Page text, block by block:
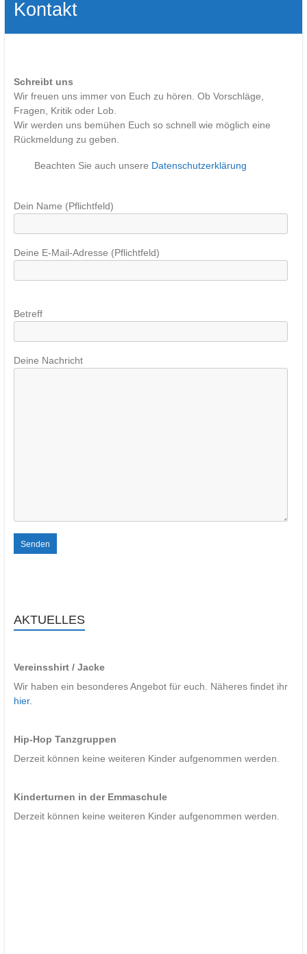
Kontakt
Schreibt uns
Wir freuen uns immer von Euch zu hören. Ob Vorschläge,
Fragen, Kritik oder Lob.
Wir werden uns bemühen Euch so schnell wie möglich eine
Rückmeldung zu geben.
Beachten Sie auch unsere Datenschutzerklärung
Dein Name (Pflichtfeld)
Deine E-Mail-Adresse (Pflichtfeld)
Betreff
Deine Nachricht
AKTUELLES
Vereinsshirt / Jacke
Wir haben ein besonderes Angebot für euch. Näheres findet ihr
hier.
Hip-Hop Tanzgruppen
Derzeit können keine weiteren Kinder aufgenommen werden.
Kinderturnen in der Emmaschule
Derzeit können keine weiteren Kinder aufgenommen werden.